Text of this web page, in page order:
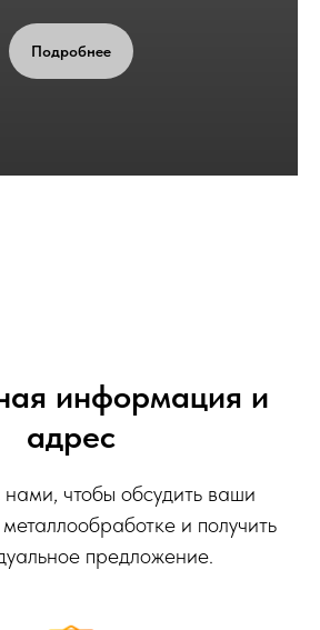
Подробнее
информация и
адрес
чтобы обсудить ваши
и получить
предложение.